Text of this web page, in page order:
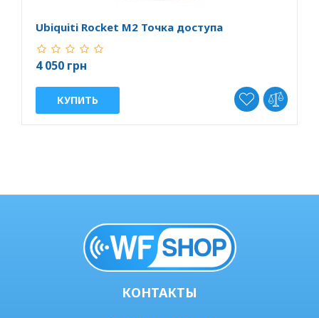
Ubiquiti Rocket M2 Точка доступа
4 050 грн
КУПИТЬ
КОНТАКТЫ